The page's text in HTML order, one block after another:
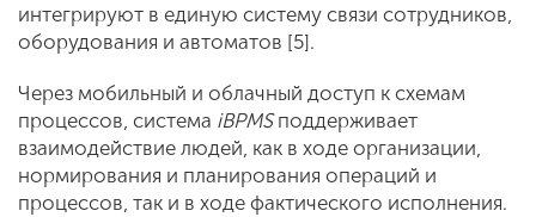
интегрируют в единую систему связи сотрудников,
оборудования и автоматов [5].
Через мобильный и облачный доступ к схемам
процессов, система iBPMSподдерживает
взаимодействие людей, как в ходе организации,
нормирования и планирования операций и
процессов, так и в ходе фактического исполнения.